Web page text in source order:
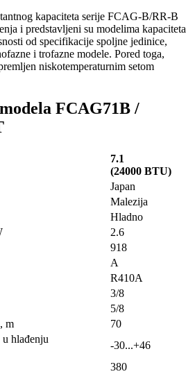
kapaciteta serije FCAG-B/RR-B
i predstavljeni su modelima kapaciteta
od specifikacije spoljne jedinice,
i trofazne modele. Pored toga,
niskotemperaturnim setom
FCAG71B /
7.1
(24000 BTU)
Japan
Malezija
Hladno
2.6
918
A
R410A
3/8
5/8
m
70
u hlađenju
-30...+46
380